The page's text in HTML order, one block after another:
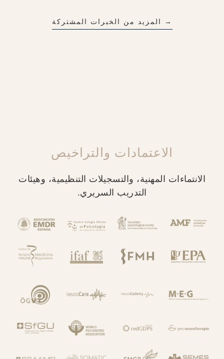
→ المزيد من الخبرات المشتركة
الاعتمادات والتراخيص
الانتماءات المهنية، والتسجيلات التنظيمية، وهيئات
التدريب السريري.